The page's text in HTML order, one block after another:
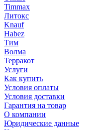
Timmax
Литокс
Knauf
Habez
Тим
Волма
Терракот
Услуги
Как купить
Условия оплаты
Условия доставки
Гарантия на товар
О компании
Юридические данные